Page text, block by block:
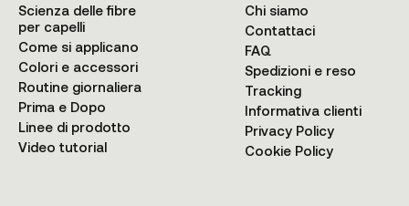
Scienza delle fibre
per capelli
Come si applicano
Colori e accessori
Routine giornaliera
Prima e Dopo
Linee di prodotto
Video tutorial
Chi siamo
Contattaci
FAQ
Spedizioni e reso
Tracking
Informativa clienti
Privacy Policy
Cookie Policy